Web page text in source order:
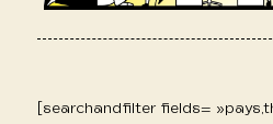
[searchandfilter fields=